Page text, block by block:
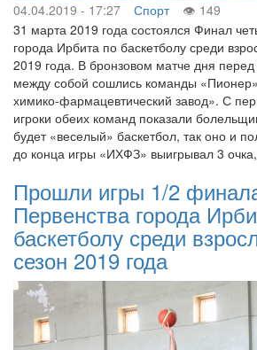
04.04.2019 - 17:27 Спорт
149
31 марта 2019 года состоялся Финал
города Ирбита по баскетболу среди
2019 года. В бронзовом матче дня
между собой сошлись команды
химико-фармацевтический завод». С
игроки обеих команд показали
будет «веселый» баскетбол, так оно и
до конца игры «ИХФЗ» выигрывал 3
Прошли игры 1/2
Первенства города
баскетболу среди
сезон 2019 года